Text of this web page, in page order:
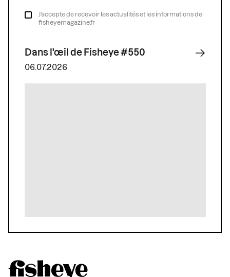
J’accepte de recevoir les actualités et les informations de
fisheyemagazine.fr
Dans l'œil de Fisheye #550
06.07.2026